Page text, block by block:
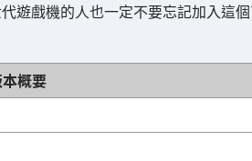
遊戲機的人也一定不要忘記加入這
概要